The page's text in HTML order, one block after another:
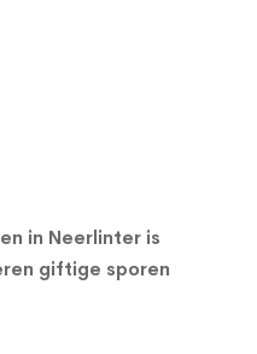
in Neerlinter is
giftige sporen